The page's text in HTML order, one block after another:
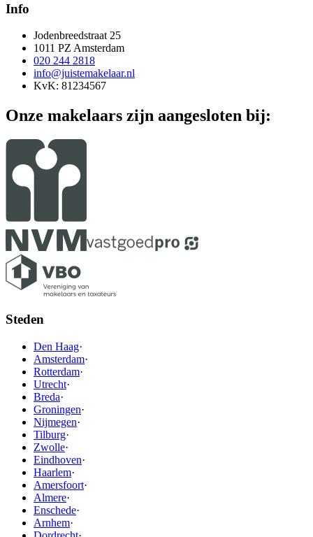
Info
Jodenbreedstraat 25
1011 PZ Amsterdam
020 244 2818
info@juistemakelaar.nl
KvK: 81234567
Onze makelaars zijn aangesloten bij:
Steden
Den Haag·
Amsterdam·
Rotterdam·
Utrecht·
Breda·
Groningen·
Nijmegen·
Tilburg·
Zwolle·
Eindhoven·
Haarlem·
Amersfoort·
Almere·
Enschede·
Arnhem·